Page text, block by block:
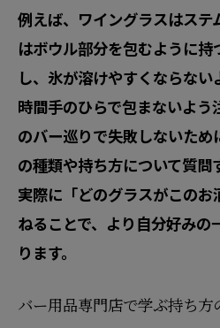
例えば、ワイングラスはステ
はボウル部分を包むように持
し、氷が溶けやすくならな
時間手のひらで包まないよう
のバー巡りで失敗しないた
の種類や持ち方について質問
実際に「どのグラスがこの
ねることで、より自分好みの
ります。
バー用品専門店で学ぶ持ち方